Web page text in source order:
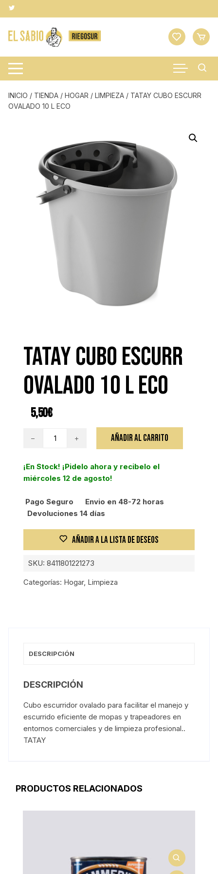
Saltar
al
contenido
INICIO / TIENDA /HOGAR /LIMPIEZA / TATAY CUBO ESCURR
OVALADO 10 L ECO
TATAY CUBO ESCURR
OVALADO 10 L ECO
5,50€
TATAY
OVALADO
10
ECO
cantidad
AÑADIR AL CARRITO
¡En Stock! ¡Pidelo ahora y recibelo el
miércoles 12 de agosto!
Pago Seguro
Envio en 48-72 horas
Devoluciones 14 días
AÑADIR A LA LISTA DE DESEOS
SKU:8411801221273
Categorías: Hogar, Limpieza
DESCRIPCIÓN
DESCRIPCIÓN
Cubo escurridor ovalado para facilitar el manejo y
escurrido eficiente de mopas y trapeadores en
entornos comerciales y de limpieza profesional..
TATAY
PRODUCTOS RELACIONADOS